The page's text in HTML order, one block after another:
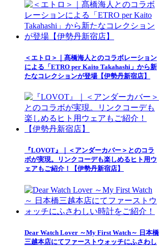
＜エトロ＞｜髙橋海人とのコラボレーション
による「ETRO per Kaito Takahashi」から新
たなコレクションが登場【伊勢丹新宿店】
『LOVOT』｜＜アンダーカバー＞とのコラ
ボが実現。リンクコーデも楽しめるヒト用ウ
ェアもご紹介！【伊勢丹新宿店】
Dear Watch Lover ～My First Watch～ 日本橋
三越本店にてファーストウォッチにふさわし